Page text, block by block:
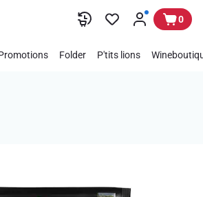
0
Folder P'tits lions